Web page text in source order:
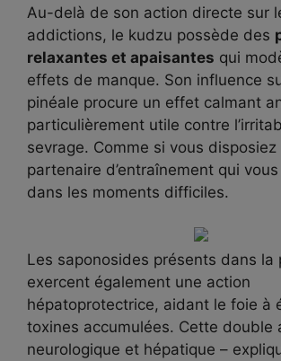
Au-delà de son action directe sur
addictions, le kudzu possède des
relaxantes et apaisantes qui
effets de manque. Son influence
pinéale procure un effet calmant
particulièrement utile contre
sevrage. Comme si vous disposiez
partenaire d’entraînement qui
dans les moments difficiles.
Les saponosides présents dans la
exercent également une action
hépatoprotectrice, aidant le foie à
toxines accumulées. Cette double
neurologique et hépatique –